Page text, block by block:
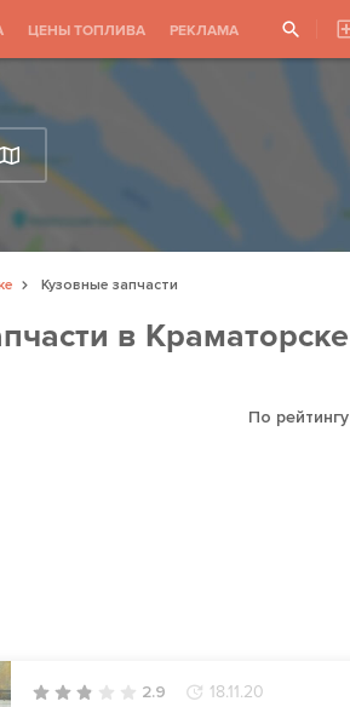
ЦЕНЫ ТОПЛИВА РЕКЛАМА
Кузовные запчасти
в Краматорске
По рейтингу
2.9 18.11.20